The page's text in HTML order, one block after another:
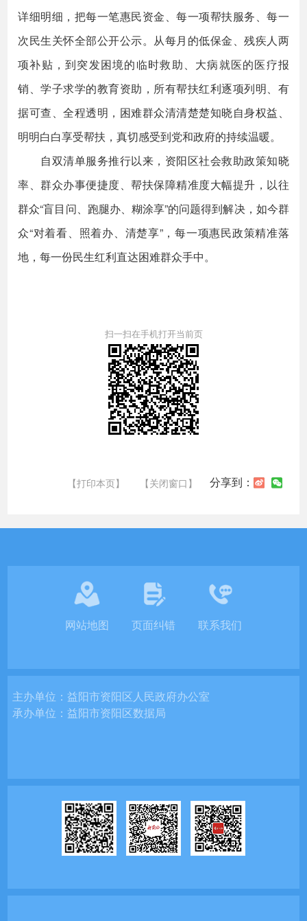
详细明细，把每一笔惠民资金、每一项帮扶服务、每一
次民生关怀全部公开公示。从每月的低保金、残疾人两
项补贴，到突发困境的临时救助、大病就医的医疗报
销、学子求学的教育资助，所有帮扶红利逐项列明、有
据可查、全程透明，困难群众清清楚楚知晓自身权益、
明明白白享受帮扶，真切感受到党和政府的持续温暖。
自双清单服务推行以来，资阳区社会救助政策知晓
率、群众办事便捷度、帮扶保障精准度大幅提升，以往
群众“盲目问、跑腿办、糊涂享”的问题得到解决，如今群
众“对着看、照着办、清楚享”，每一项惠民政策精准落
地，每一份民生红利直达困难群众手中。
扫一扫在手机打开当前页
【打印本页】 【关闭窗口】 分享到：
网站地图 页面纠错 联系我们
主办单位：益阳市资阳区人民政府办公室
承办单位：益阳市资阳区数据局